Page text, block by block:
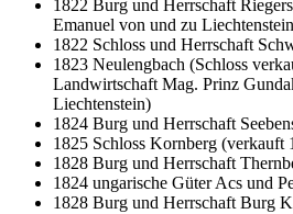
1822 Burg und Herrschaft
Emanuel von und zu
1822 Schloss und Herrschaft
1823 Neulengbach (Schloss
Landwirtschaft Mag. Prinz
Liechtenstein)
1824 Burg und Herrschaft
1825 Schloss Kornberg (verkauft
1828 Burg und Herrschaft
1824 ungarische Güter Acs und
1828 Burg und Herrschaft Burg